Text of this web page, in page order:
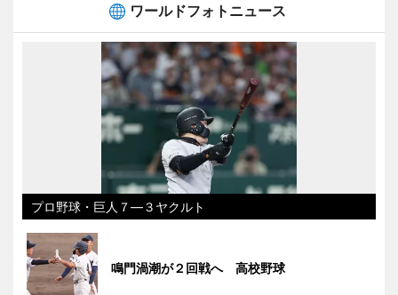
ワールドフォトニュース
プロ野球・巨人７―３ヤクルト
鳴門渦潮が２回戦へ 高校野球